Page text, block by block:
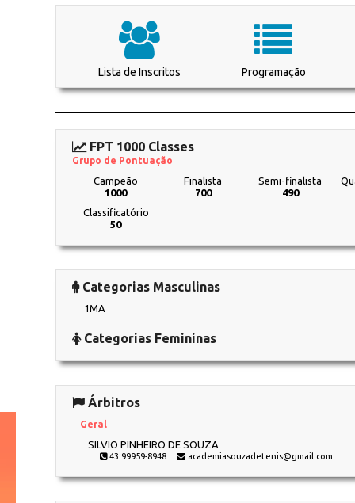
Lista de Inscritos Programação
FPT 1000 Classes
Grupo de Pontuação
Campeão
1000
Finalista
700
Semi-finalista
490
Classificatório
50
Categorias Masculinas
1MA
Categorias Femininas
Árbitros
Geral
SILVIO PINHEIRO DE SOUZA
43 99959-8948 academiasouzadetenis@gmail.com